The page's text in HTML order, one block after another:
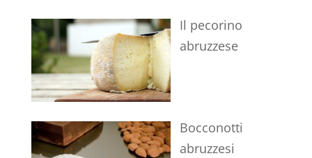
Il pecorino
abruzzese
Bocconotti
abruzzesi